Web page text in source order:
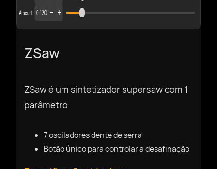
ZSaw
ZSaw é um sintetizador supersaw com 1
parâmetro
7 osciladores dente de serra
Botão único para controlar a desafinação